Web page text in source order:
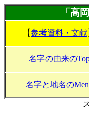
「高
【参考資料・文献
名字の由来の
名字と地名の